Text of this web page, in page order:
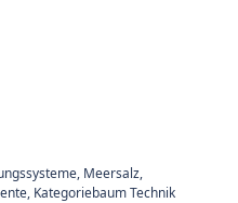
, Meersalz,
, Kategoriebaum Technik